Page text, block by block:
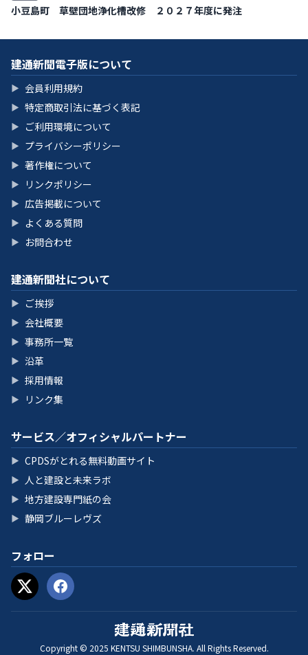
小豆島町 草壁団地浄化槽改修 ２０２７年度に発注
建通新聞電子版について
▶ 会員利用規約
▶ 特定商取引法に基づく表記
▶ ご利用環境について
▶ プライバシーポリシー
▶ 著作権について
▶ リンクポリシー
▶ 広告掲載について
▶ よくある質問
▶ お問合わせ
建通新聞社について
▶ ご挨拶
▶ 会社概要
▶ 事務所一覧
▶ 沿革
▶ 採用情報
▶ リンク集
サービス／オフィシャルパートナー
▶ CPDSがとれる無料動画サイト
▶ 人と建設と未来ラボ
▶ 地方建設専門紙の会
▶ 静岡ブルーレヴズ
フォロー
Copyright © 2025 KENTSU SHIMBUNSHA. All Rights Reserved.